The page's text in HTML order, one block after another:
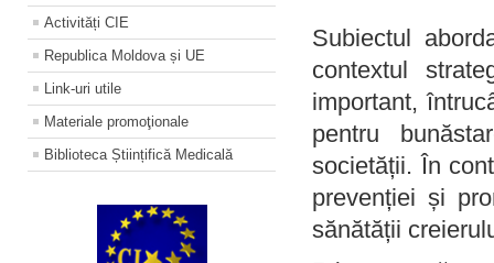
Activități CIE
Republica Moldova și UE
Link-uri utile
Materiale promoţionale
Biblioteca Științifică Medicală
Subiectul
contextul
important,
pentru
societății. În
prevenției și
sănătății